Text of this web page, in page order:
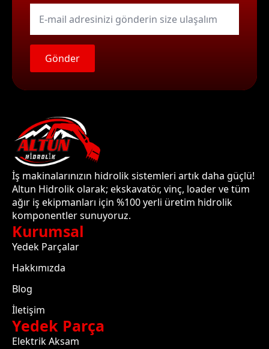
E-
mail
Gönder
İş makinalarınızın hidrolik sistemleri artık daha güçlü!
Altun Hidrolik olarak; ekskavatör, vinç, loader ve tüm
ağır iş ekipmanları için %100 yerli üretim hidrolik
komponentler sunuyoruz.
Kurumsal
Yedek Parçalar
Hakkımızda
Blog
İletişim
Yedek Parça
Elektrik Aksam